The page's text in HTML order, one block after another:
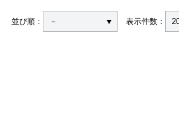
並び順： － 表示件数：